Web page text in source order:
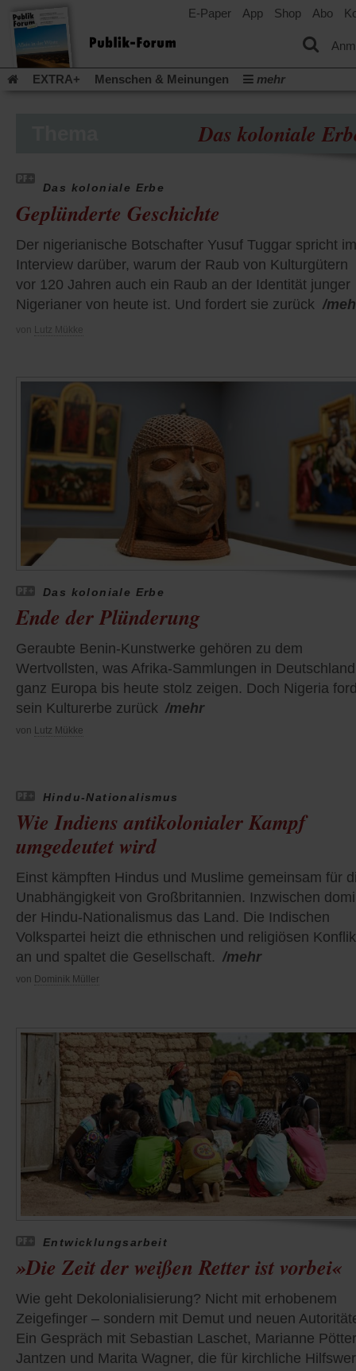
E-Paper App Shop Abo
EXTRA+ Menschen & Meinungen
mehr
Publik-Forum Archiv
Weisheitsletter
Spiritletter
Leserinitiative Publik-Forum e.V.
Urlaub und Nichtstun (Öffnet
einem
Tab)
Gefährlicher Reichtum
einem
neuen
Tab)
in
einem
neuen
Tab)
Krieg und Frieden(Öffnet
in
einem
neuen
Tab)
Gott neu denken Krieg in der Ukraine
in
Flucht und Migration
Video-Podcast »Veranstaltungen«
Podcast »Veranstaltungen«
Schriftgröße ändern:
Das koloniale
Das koloniale Erbe
Geplünderte Geschichte
Der nigerianische Botschafter Yusuf Tuggar spricht im
Interview darüber, warum der Raub von Kulturgütern
vor 120 Jahren auch ein Raub an der Identität junger
Nigerianer von heute ist. Und fordert sie zurück /
von Lutz Mükke
Das koloniale Erbe
Ende der Plünderung
Geraubte Benin-Kunstwerke gehören zu dem
Wertvollsten, was Afrika-Sammlungen in
ganz Europa bis heute stolz zeigen. Doch Nigeria
sein Kulturerbe zurück /mehr
von Lutz Mükke
Hindu-Nationalismus
Wie Indiens antikolonialer Kampf
umgedeutet wird
Einst kämpften Hindus und Muslime gemeinsam für
Unabhängigkeit von Großbritannien. Inzwischen
der Hindu-Nationalismus das Land. Die Indischen
Volkspartei heizt die ethnischen und religiösen
an und spaltet die Gesellschaft. /mehr
von Dominik Müller
Entwicklungsarbeit
»Die Zeit der weißen Retter ist vorbei«
Wie geht Dekolonialisierung? Nicht mit erhobenem
Zeigefinger – sondern mit Demut und neuen
Ein Gespräch mit Sebastian Laschet, Marianne
Jantzen und Marita Wagner, die für kirchliche